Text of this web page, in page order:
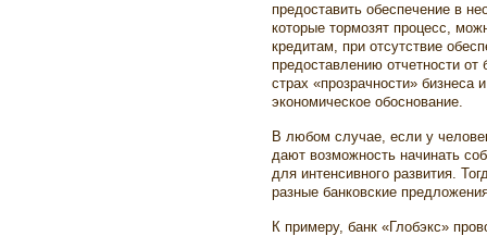
предоставить обеспечение в
которые тормозят процесс,
кредитам, при отсутствие
предоставлению отчетности
страх «прозрачности» бизнеса
экономическое обоснование.
В любом случае, если у
дают возможность начинать
для интенсивного развития.
разные банковские
К примеру, банк «Глобэкс»